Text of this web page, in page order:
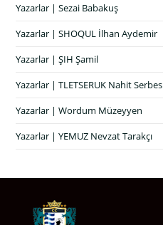
Yazarlar | Sezai Babakuş
Yazarlar | SHOQUL İlhan Aydemir
Yazarlar | ŞIH Şamil
Yazarlar | TLETSERUK Nahit Serbes
Yazarlar | Wordum Müzeyyen
Yazarlar | YEMUZ Nevzat Tarakçı